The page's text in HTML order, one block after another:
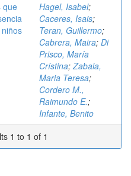
que
Hagel, Isabel;
Caceres, Isais;
Teran, Guillermo;
Cabrera, Maira; Di
Prisco, María
Crístina;Zabala,
Maria Teresa;
Cordero M.,
Raimundo E.;
Infante, Benito
1 to 1 of 1